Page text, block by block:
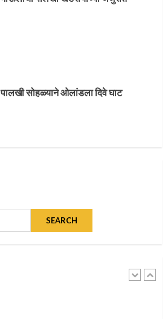
पालखी सोहळ्याने ओलांडला दिवे घाट
SEARCH